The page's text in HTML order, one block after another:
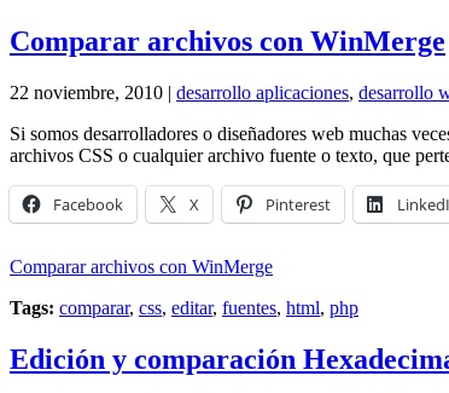
Comparar archivos con WinMerge
22 noviembre, 2010 | desarrollo aplicaciones, desarrollo
Si somos desarrolladores o diseñadores web muchas
archivos CSS o cualquier archivo fuente o texto, que
Facebook X Pinterest
Comparar archivos con WinMerge
Tags: comparar, css, editar, fuentes, html, php
Edición y comparación